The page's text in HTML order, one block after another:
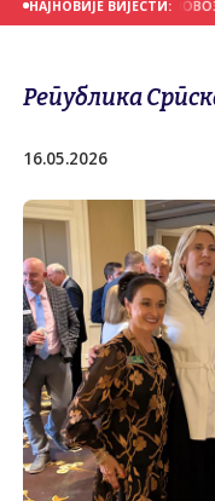
НАЈНОВИЈЕ ВИЈЕСТИ:
МОКРИ КОЛОВОЗИ
Република
16.05.2026